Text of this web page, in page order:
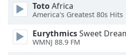
TotoAfrica
America's Greatest 80s Hits
EurythmicsSweet
WMNJ 88.9 FM